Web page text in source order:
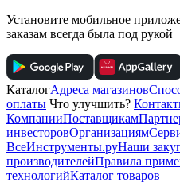
Установите мобильное
заказам всегда была под рукой
КаталогАдреса магазинов
оплаты Что улучшить?
КомпанииПоставщикам
инвесторовОрганизациям
ВсеИнструменты.руНаши
производителейПравила
технологийКаталог товаров